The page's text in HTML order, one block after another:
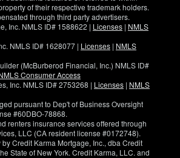
of their respective trademark holders.
through third party advertisers.
Inc. NMLS ID# 1588622 | Licenses | NMLS
NMLS ID# 1628077 | Licenses | NMLS
(McBurberod Financial, Inc.) NMLS ID#
Consumer Access
Inc. NMLS ID# 2753268 | Licenses | NMLS
pursuant to Dep't of Business Oversight
#60DBO-78868.
renters insurance services offered through
LLC (CA resident license #0172748).
Credit Karma Mortgage, Inc., dba Credit
State of New York. Credit Karma, LLC. and